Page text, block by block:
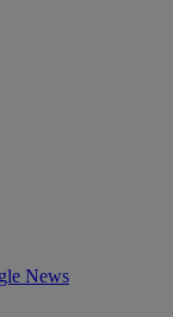
News